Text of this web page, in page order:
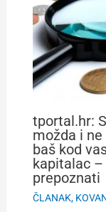
tportal.hr:
možda i
baš kod
kapitalac
prepoznati
ČLANAK,